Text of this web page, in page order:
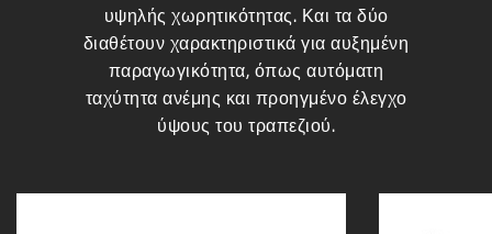
υψηλής χωρητικότητας. Και τα δύο
διαθέτουν χαρακτηριστικά για αυξημένη
παραγωγικότητα, όπως αυτόματη
ταχύτητα ανέμης και προηγμένο έλεγχο
ύψους του τραπεζιού.